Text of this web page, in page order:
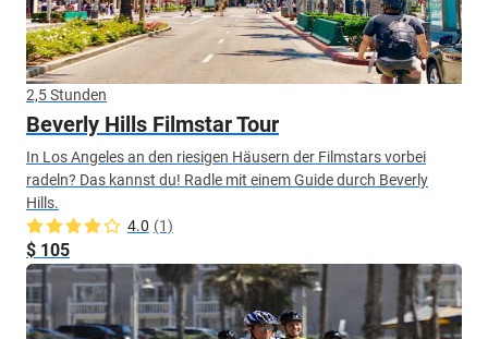
2,5 Stunden
Beverly Hills Filmstar Tour
In Los Angeles an den riesigen Häusern der Filmstars vorbei
radeln? Das kannst du! Radle mit einem Guide durch Beverly
Hills.
4.0 (1)
$ 105